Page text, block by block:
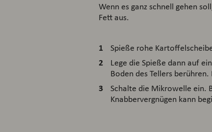
Wenn es ganz schnell gehen
Fett aus.
Spieße rohe
Lege die Spieße dann auf
Boden des Tellers
Schalte die Mikrowelle ein.
Knabbervergnügen kann